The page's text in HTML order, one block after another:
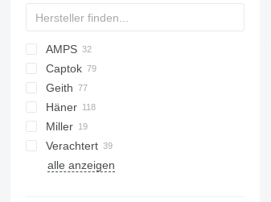
AMPS
AZ
CBR
Captok
CK
325
336
374
Geith
H-series
ZX
HSB
Häner
HHG
HSL
HTL
TB
Miller
OQ
EX
BT
TH-THB
TB
Verachtert
CW
EC
alle anzeigen